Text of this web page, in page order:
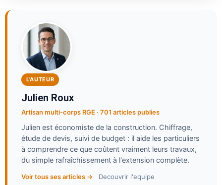
L'AUTEUR
Julien Roux
Artisan multi-corps RGE · 701 articles publies
Julien est économiste de la construction. Chiffrage,
étude de devis, suivi de budget : il aide les particuliers
à comprendre ce que coûtent vraiment leurs travaux,
du simple rafraîchissement à l'extension complète.
Voir tous ses articles → Decouvrir l'equipe